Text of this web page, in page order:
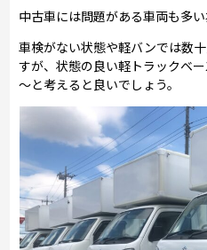
中古車には問題がある車両も多い
車検がない状態や軽バンでは数
すが、状態の良い軽トラックベ
～と考えると良いでしょう。